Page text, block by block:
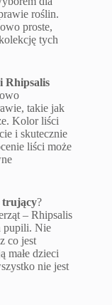
roślin.
proste,
tych
Rhipsalis
takie jak
Kolor liści
i skutecznie
liści może
trujący?
– Rhipsalis
pupili. Nie
co jest
małe dzieci
nie jest